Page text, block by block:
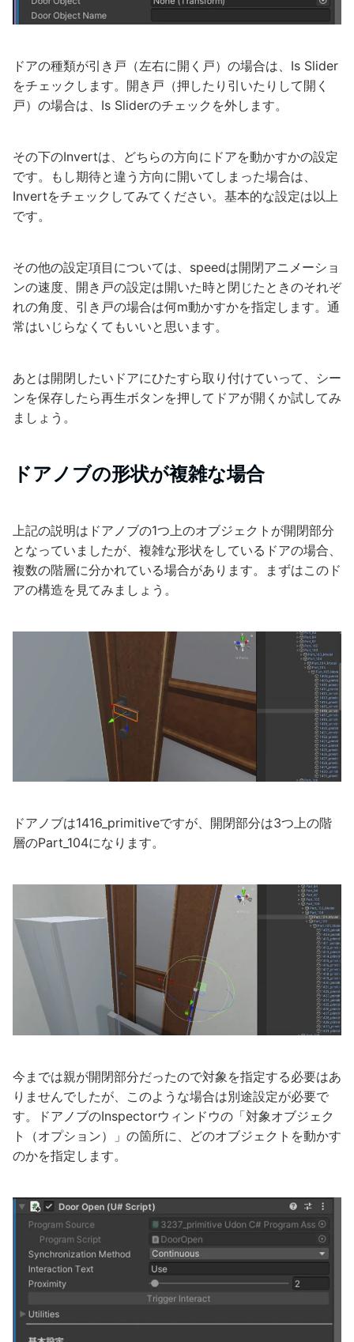
ドアの種類が引き戸（左右に開く戸）の場合は、Is Slider
をチェックします。開き戸（押したり引いたりして開く
戸）の場合は、Is Sliderのチェックを外します。
その下のInvertは、どちらの方向にドアを動かすかの設定
です。もし期待と違う方向に開いてしまった場合は、
Invertをチェックしてみてください。基本的な設定は以上
です。
その他の設定項目については、speedは開閉アニメーショ
ンの速度、開き戸の設定は開いた時と閉じたときのそれぞ
れの角度、引き戸の場合は何m動かすかを指定します。通
常はいじらなくてもいいと思います。
あとは開閉したいドアにひたすら取り付けていって、シー
ンを保存したら再生ボタンを押してドアが開くか試してみ
ましょう。
ドアノブの形状が複雑な場合
上記の説明はドアノブの1つ上のオブジェクトが開閉部分
となっていましたが、複雑な形状をしているドアの場合、
複数の階層に分かれている場合があります。まずはこのド
アの構造を見てみましょう。
ドアノブは1416_primitiveですが、開閉部分は3つ上の階
層のPart_104になります。
今までは親が開閉部分だったので対象を指定する必要はあ
りませんでしたが、このような場合は別途設定が必要で
す。ドアノブのInspectorウィンドウの「対象オブジェク
ト（オプション）」の箇所に、どのオブジェクトを動かす
のかを指定します。